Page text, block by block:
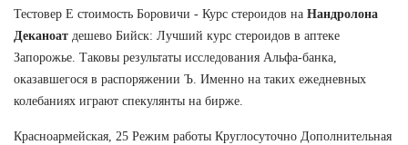
Тестовер Е стоимость Боровичи - Курс стероидов на Нандролона
Деканоат дешево Бийск: Лучший курс стероидов в аптеке
Запорожье. Таковы результаты исследования Альфа-банка,
оказавшегося в распоряжении Ъ. Именно на таких ежедневных
колебаниях играют спекулянты на бирже.
Красноармейская, 25 Режим работы Круглосуточно Дополнительная